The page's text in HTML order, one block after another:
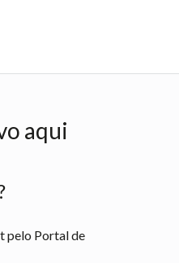
aqui
pelo Portal de